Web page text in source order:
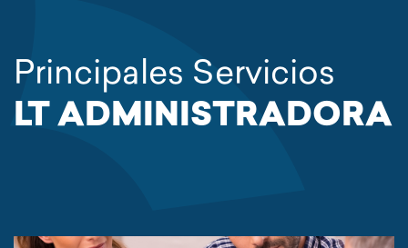
Principales Servicios
LT ADMINISTRADORA